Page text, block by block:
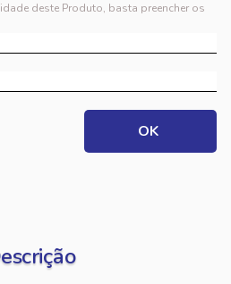
deste Produto, basta preencher os